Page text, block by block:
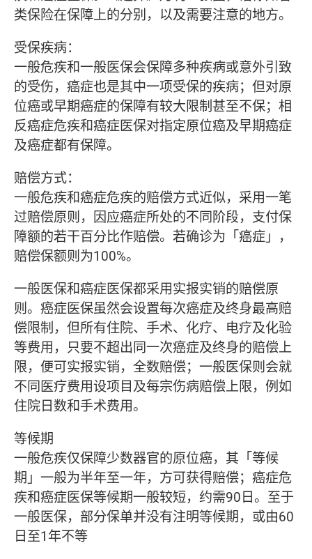
类保险在保障上的分别，以及需要注意的地方。
受保疾病：
一般危疾和一般医保会保障多种疾病或意外引致
的受伤，癌症也是其中一项受保的疾病；但对原
位癌或早期癌症的保障有较大限制甚至不保；相
反癌症危疾和癌症医保对指定原位癌及早期癌症
及癌症都有保障。
赔偿方式：
一般危疾和癌症危疾的赔偿方式近似，采用一笔
过赔偿原则，因应癌症所处的不同阶段，支付保
障额的若干百分比作赔偿。若确诊为「癌症」，
赔偿保额则为100%。
一般医保和癌症医保都采用实报实销的赔偿原
则。癌症医保虽然会设置每次癌症及终身最高赔
偿限制，但所有住院、手术、化疗、电疗及化验
等费用，只要不超出同一次癌症及终身的赔偿上
限，便可实报实销，全数赔偿；一般医保则会就
不同医疗费用设项目及每宗伤病赔偿上限，例如
住院日数和手术费用。
等候期
一般危疾仅保障少数器官的原位癌，其「等候
期」一般为半年至一年，方可获得赔偿；癌症危
疾和癌症医保等候期一般较短，约需90日。至于
一般医保，部分保单并没有注明等候期，或由60
日至1年不等